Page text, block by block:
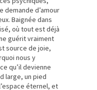
demande d’amour
Baignée dans
où tout est déjà
guérit vraiment
source de joie,
nous y
qu’il devienne
large, un pied
éternel, et